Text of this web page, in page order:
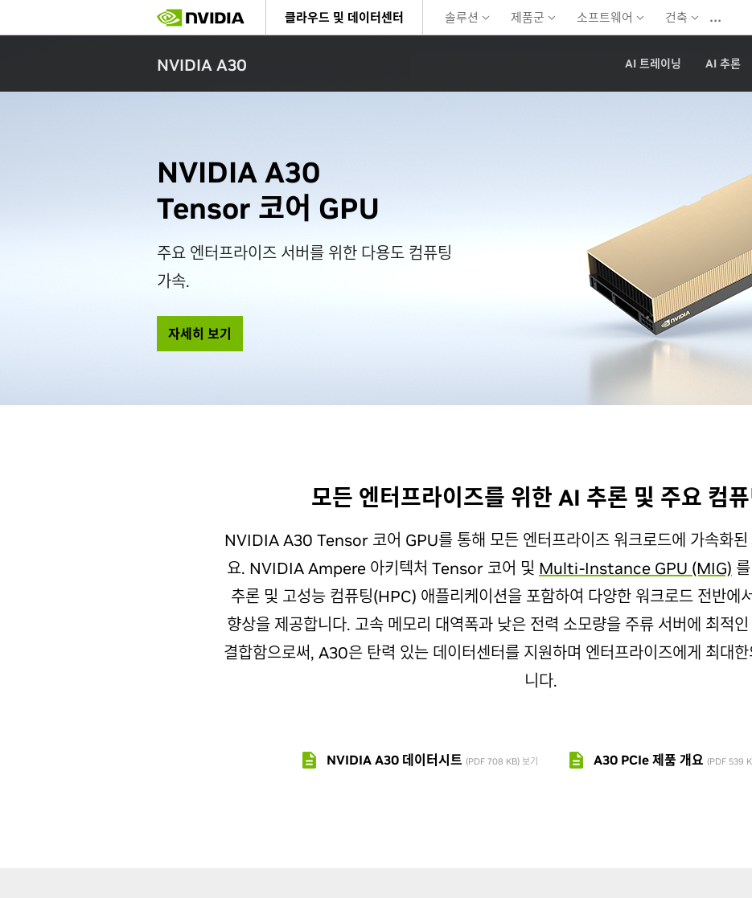
main
클라우드 및 데이터센터 솔루션 제품군 소프트웨어 건축 …
NVIDIA A30 AI 트레이닝 AI 추론
NVIDIA A30
Tensor 코어 GPU
주요 엔터프라이즈 서버를 위한 다용도 컴퓨팅
가속.
자세히 보기
모든 엔터프라이즈를 위한 AI 추론 및 주요 컴
NVIDIA A30 Tensor 코어 GPU를 통해 모든 엔터프라이즈 워크로드에 가속화된
요. NVIDIA Ampere 아키텍처 Tensor 코어 및 Multi-Instance GPU (MIG)
추론 및 고성능 컴퓨팅(HPC) 애플리케이션을 포함하여 다양한 워크로드 전반에
향상을 제공합니다. 고속 메모리 대역폭과 낮은 전력 소모량을 주류 서버에 최적
결합함으로써, A30은 탄력 있는 데이터센터를 지원하며 엔터프라이즈에게 최대
니다.
NVIDIA A30 데이터시트 (PDF 708 KB) 보기 A30 PCIe 제품 개요 (PDF 539